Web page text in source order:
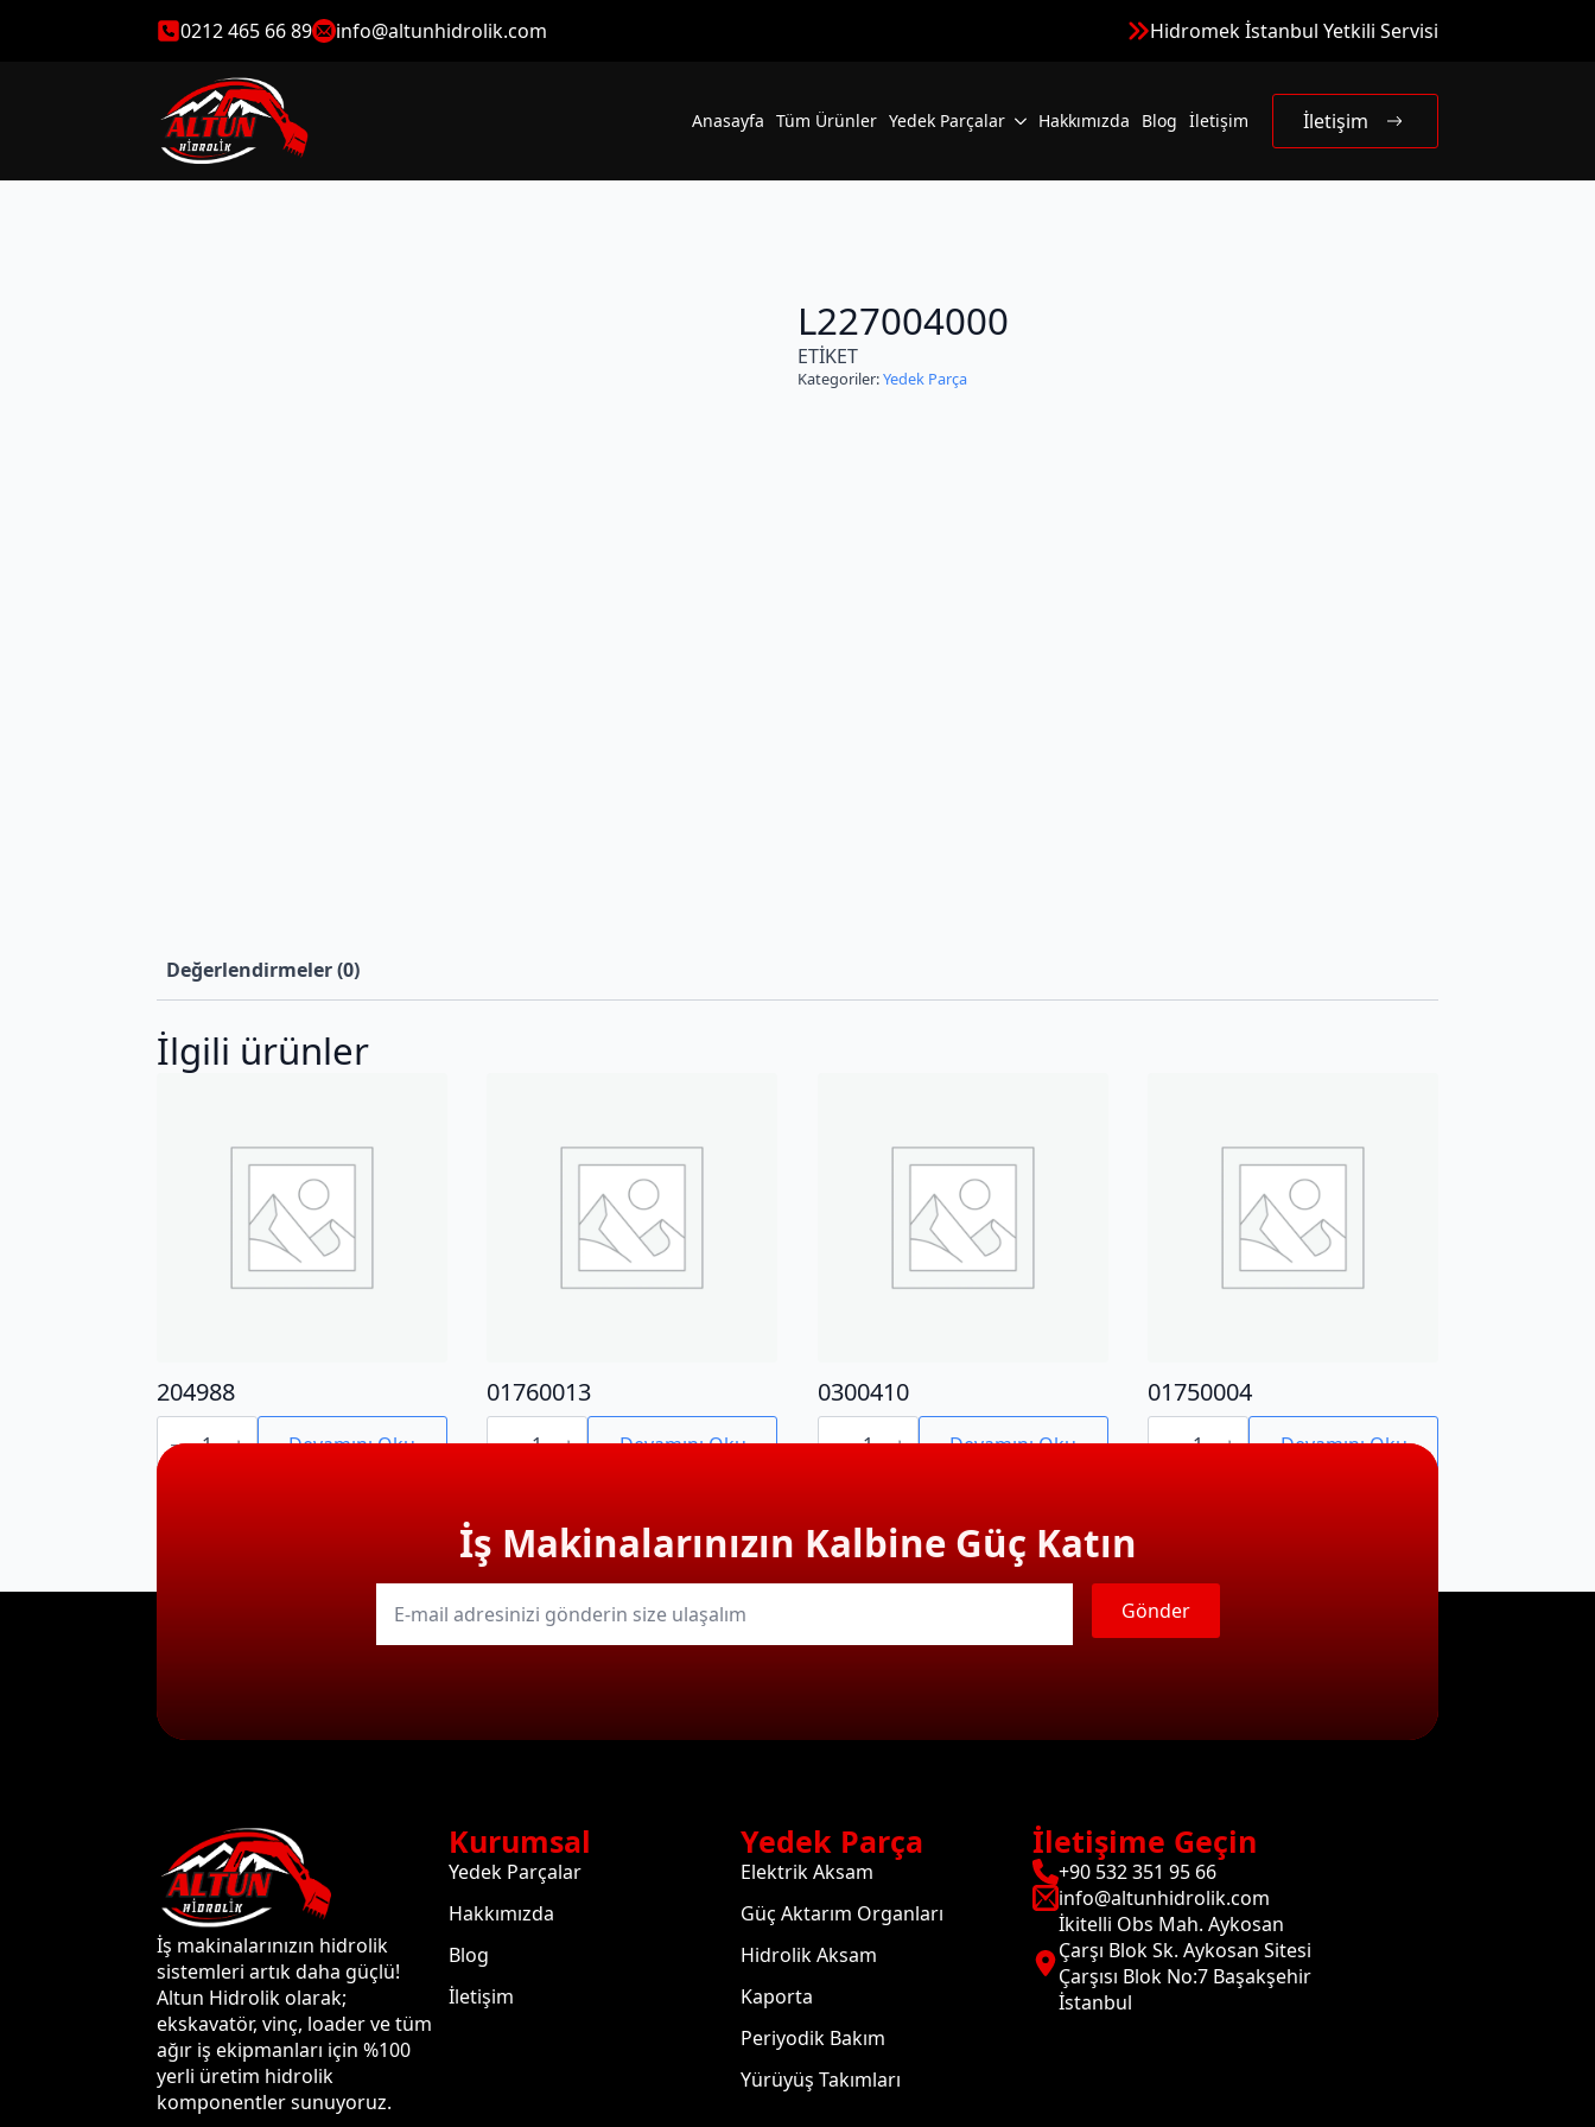
0212 465 66 89 info@altunhidrolik.com Hidromek İstanbul Yetkili Servisi
Anasayfa Tüm Ürünler Yedek Parçalar Hakkımızda Blog İletişim İletişim
L227004000
ETİKET
Kategoriler:Yedek Parça
Değerlendirmeler (0)
İlgili ürünler
204988
204988
adet Devamını Oku
01760013
01760013
adet Devamını Oku
0300410
0300410
adet Devamını Oku
01750004
01750004
adet Devamını Oku
İş Makinalarınızın Kalbine Güç Katın
E-
mail Gönder
İş makinalarınızın hidrolik
sistemleri artık daha güçlü!
Altun Hidrolik olarak;
ekskavatör, vinç, loader ve tüm
ağır iş ekipmanları için %100
yerli üretim hidrolik
komponentler sunuyoruz.
Kurumsal
Yedek Parçalar
Hakkımızda
Blog
İletişim
Yedek Parça
Elektrik Aksam
Güç Aktarım Organları
Hidrolik Aksam
Kaporta
Periyodik Bakım
Yürüyüş Takımları
İletişime Geçin
+90 532 351 95 66
info@altunhidrolik.com
İkitelli Obs Mah. Aykosan
Çarşı Blok Sk. Aykosan Sitesi
Çarşısı Blok No:7 Başakşehir
İstanbul